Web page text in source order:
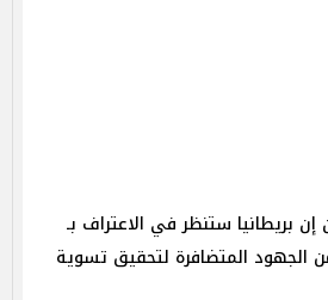
بريطانيا ستنظر في الاعتراف بـ
الجهود المتضافرة لتحقيق تسوية